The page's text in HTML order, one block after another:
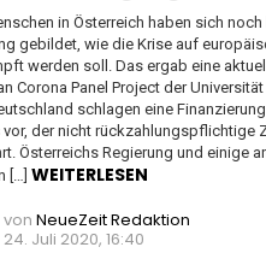
in Österreich haben sich
gebildet, wie die Krise auf
werden soll. Das ergab eine
Corona Panel Project der
schlagen eine
vor, der nicht rückzahlungspflichtige
Österreichs Regierung und einige
[…] WEITERLESEN
von NeueZeit Redaktion
24. Juli 2020, 16:40